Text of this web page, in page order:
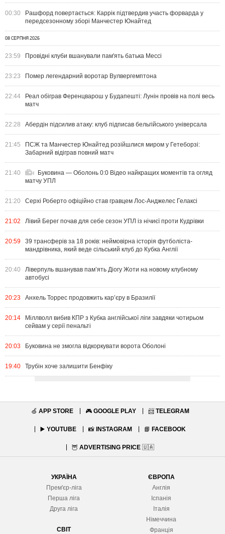
00:30
Рашфорд повертається: Каррік підтвердив участь форварда у
передсезонному зборі Манчестер Юнайтед
08 СЕРПНЯ 2026
23:59 Провідні клуби вшанували пам'ять батька Мессі
23:23 Помер легендарний воротар Вулвергемптона
22:44
Реал обіграв Ференцварош у Будапешті: Лунін провів на полі весь
матч
22:28 Абердін підсилив атаку: клуб підписав бельгійського універсала
21:45
ПСЖ та Манчестер Юнайтед розійшлися миром у Гетеборзі:
Забарний відіграв повний матч
21:40
Буковина — Оболонь 0:0 Відео найкращих моментів та огляд
матчу УПЛ
21:20 Серхі Роберто офіційно став гравцем Лос-Анджелес Гелаксі
21:02 Лівий Берег почав для себе сезон УПЛ із нічиєї проти Кудрівки
20:59
39 трансферів за 18 років: неймовірна історія футболіста-
мандрівника, який веде сільський клуб до Кубка Англії
20:40
Ліверпуль вшанував пам’ять Діогу Жоти на новому клубному
автобусі
20:23 Анхель Торрес продовжить кар’єру в Бразилії
20:14
Міллволл вибив КПР з Кубка англійської ліги завдяки чотирьом
сейвам у серії пенальті
20:03 Буковина не змогла відкоркувати ворота Оболоні
19:40 Трубін хоче залишити Бенфіку
🍏 APP STORE 🎮 GOOGLE PLAY 📨 TELEGRAM
▶️ YOUTUBE 📸 INSTAGRAM 📘 FACEBOOK
🦉 ADVERTISING PRICE 🇺🇦
УКРАЇНА
Прем'єр-ліга
Перша ліга
Друга ліга
СВІТ
ЄВРОПА
Англія
Іспанія
Італія
Німеччина
Франція